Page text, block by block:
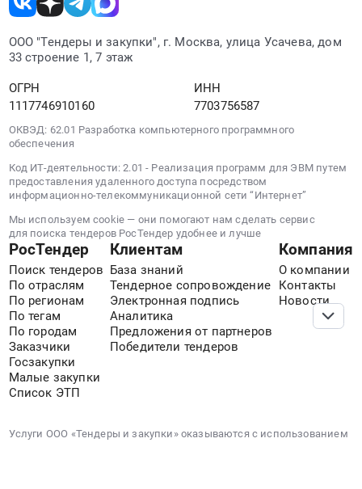
ООО "Тендеры и закупки", г. Москва, улица Усачева, дом
33 строение 1, 7 этаж
ОГРН
1117746910160
ИНН
7703756587
ОКВЭД: 62.01 Разработка компьютерного программного
обеспечения
Код ИТ-деятельности: 2.01 - Реализация программ для ЭВМ путем
предоставления удаленного доступа посредством
информационно-телекоммуникационной сети “Интернет”
Мы используем cookie — они помогают нам сделать сервис
для поиска тендеров РосТендер удобнее и лучше
РосТендер
Поиск тендеров
По отраслям
По регионам
По тегам
По городам
Заказчики
Госзакупки
Малые закупки
Список ЭТП
Клиентам
База знаний
Тендерное сопровождение
Электронная подпись
Аналитика
Предложения от партнеров
Победители тендеров
Компания
О компании
Контакты
Новости
Услуги ООО «Тендеры и закупки» оказываются с использованием